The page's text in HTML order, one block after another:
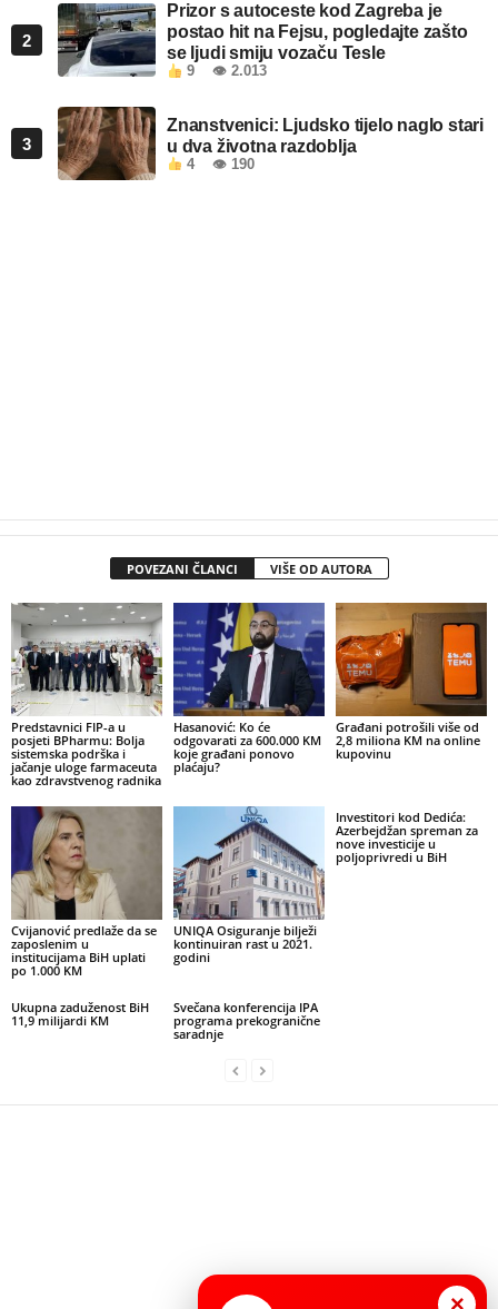
2
Prizor s autoceste kod Zagreba je
postao hit na Fejsu, pogledajte zašto
se ljudi smiju vozaču Tesle
9 👁 2.013
3
Znanstvenici: Ljudsko tijelo naglo stari
u dva životna razdoblja
4 👁 190
POVEZANI ČLANCI VIŠE OD AUTORA
Predstavnici FIP-a u
posjeti BPharmu: Bolja
sistemska podrška i
jačanje uloge farmaceuta
kao zdravstvenog radnika
Hasanović: Ko će
odgovarati za 600.000 KM
koje građani ponovo
plaćaju?
Građani potrošili više od
2,8 miliona KM na online
kupovinu
Cvijanović predlaže da se
zaposlenim u
institucijama BiH uplati
po 1.000 KM
UNIQA Osiguranje bilježi
kontinuiran rast u 2021.
godini
Investitori kod Dedića:
Azerbejdžan spreman za
nove investicije u
poljoprivredi u BiH
Ukupna zaduženost BiH
11,9 milijardi KM
Svečana konferencija IPA
programa prekogranične
saradnje